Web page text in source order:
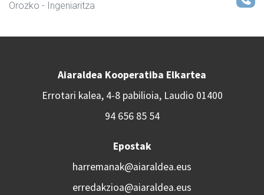
Orozko - Ingeniaritza
Aiaraldea Kooperatiba Elkartea
Errotari kalea, 4-8 pabilioia, Laudio 01400
94 656 85 54
Epostak
harremanak@aiaraldea.eus
erredakzioa@aiaraldea.eus